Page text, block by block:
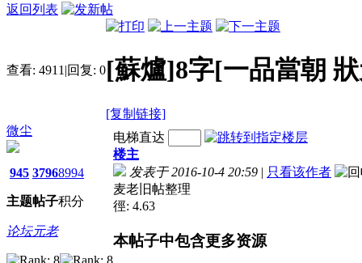
返回列表
查看: 4911 |回复: 0[蘇爐]8字[一品當朝
[复制链接]
微尘
945
主题
3796
帖子
8994
积分
论坛元老
电梯直达
楼主
发表于 2016-10-4 20:59 | 只看该作者
麦老旧帖整理
徑: 4.63
本帖子中包含更多资源